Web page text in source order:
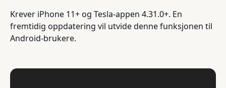
Krever iPhone 11+ og Tesla-appen 4.31.0+. En
fremtidig oppdatering vil utvide denne funksjonen til
Android-brukere.